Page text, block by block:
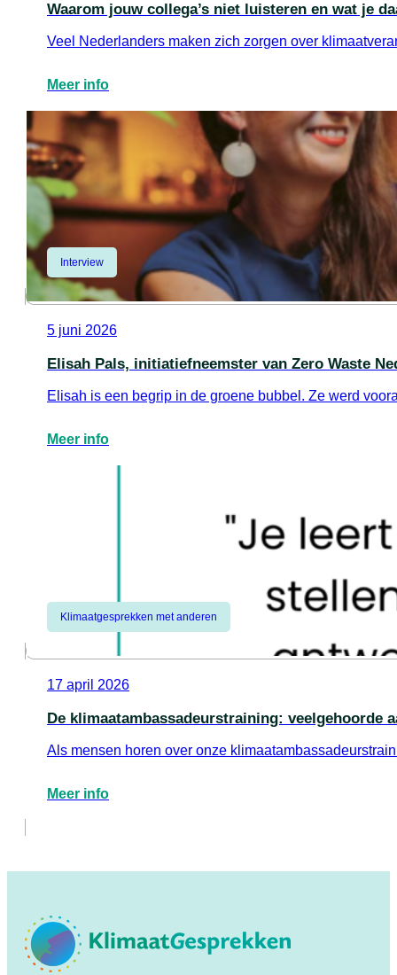
Waarom jouw collega’s niet luisteren en wat je
Veel Nederlanders maken zich zorgen over
Meer info
Interview
5 juni 2026
Elisah Pals, initiatiefneemster van Zero Waste
Elisah is een begrip in de groene bubbel. Ze werd
Meer info
Klimaatgesprekken met anderen
17 april 2026
De klimaatambassadeurstraining: veelgehoorde
Als mensen horen over onze
Meer info